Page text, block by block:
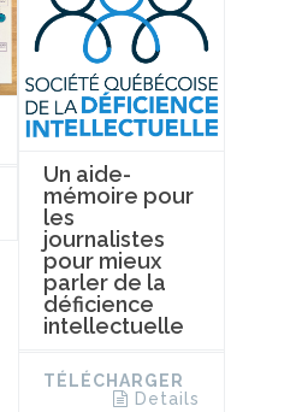
Un aide-
mémoire pour
les
journalistes
pour mieux
parler de la
déficience
intellectuelle
TÉLÉCHARGER
Details